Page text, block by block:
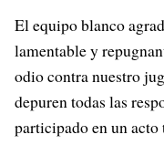
El equipo blanco
lamentable y
odio contra nuestro
depuren todas las
participado en un acto